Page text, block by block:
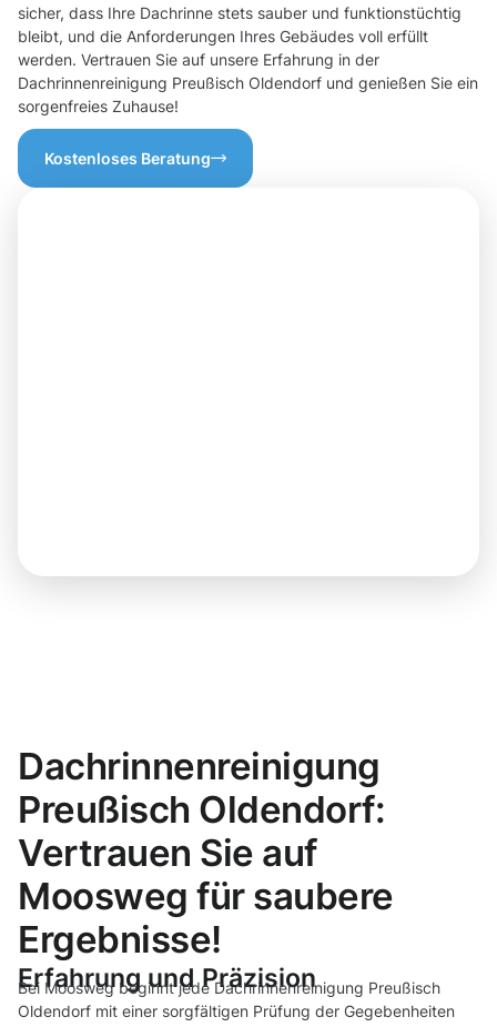
sicher, dass Ihre Dachrinne stets sauber und funktionstüchtig
bleibt, und die Anforderungen Ihres Gebäudes voll erfüllt
werden. Vertrauen Sie auf unsere Erfahrung in der
Dachrinnenreinigung Preußisch Oldendorf und genießen Sie ein
sorgenfreies Zuhause!
Kostenloses Beratung
Dachrinnenreinigung
Preußisch Oldendorf:
Vertrauen Sie auf
Moosweg für saubere
Ergebnisse!
Erfahrung und Präzision
Bei Moosweg beginnt jede Dachrinnenreinigung Preußisch
Oldendorf mit einer sorgfältigen Prüfung der Gegebenheiten